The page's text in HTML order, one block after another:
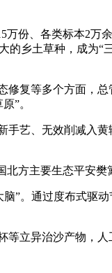
份、各类标本2万
的乡土草种，成为“
复等多个方面，总
”。
艺、无效削减入黄
方主要生态平安樊
”。通过度布式驱
立异治沙产物，人